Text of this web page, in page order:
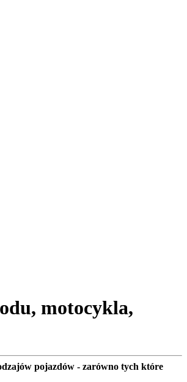
motocykla,
pojazdów - zarówno tych które